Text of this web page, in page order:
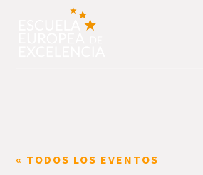
« TODOS LOS EVENTOS